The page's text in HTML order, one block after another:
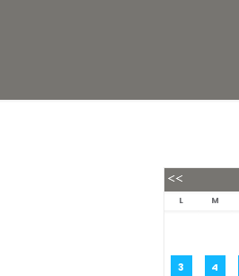
L M
3 4